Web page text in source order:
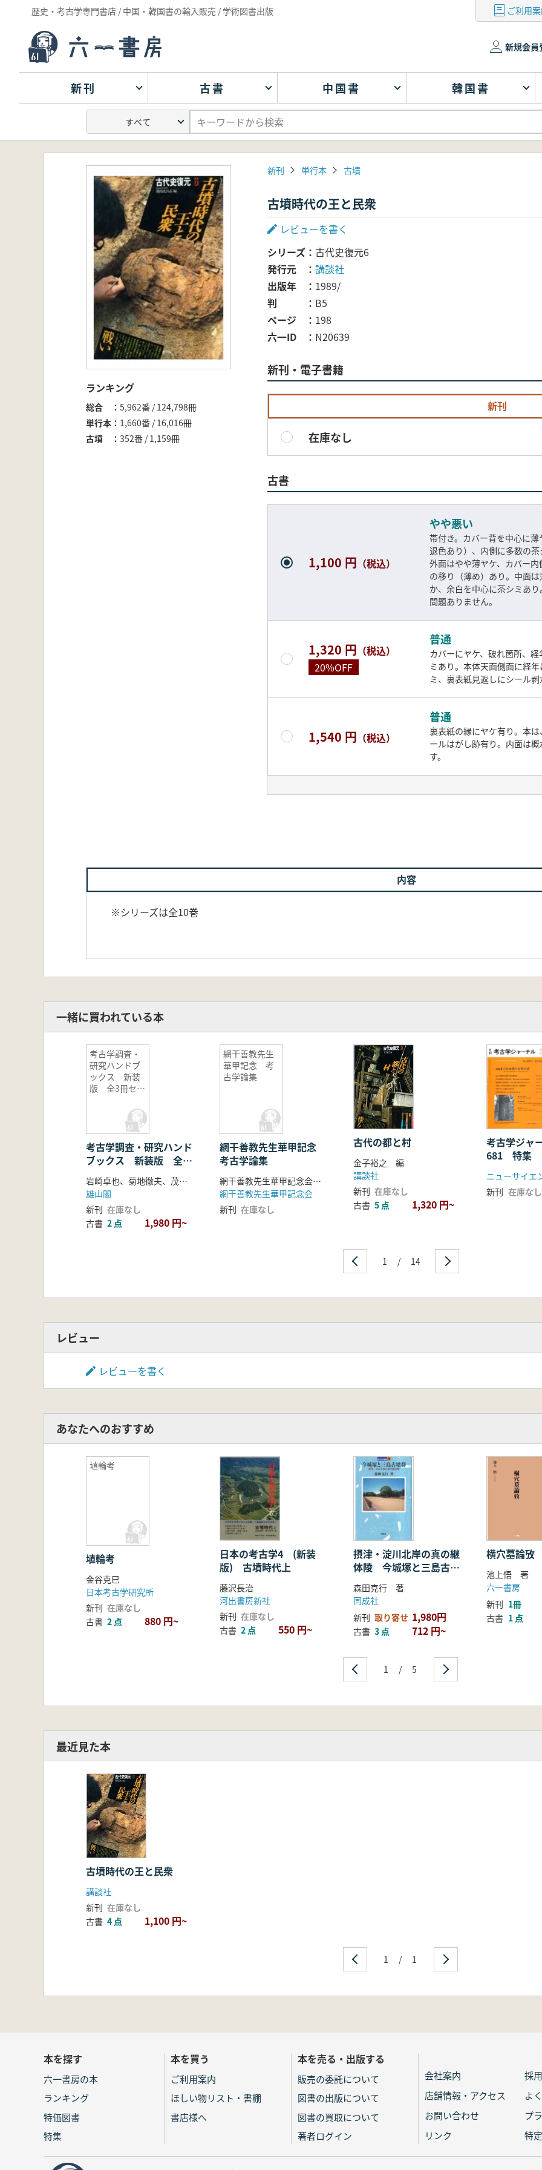
歴史・考古学専門書店 / 中国・韓国書の輸入販売 / 学術図書出版 ご利用
新規会員
新刊 古書 中国書 韓国書
ランキング
総合
5,962番 / 124,798冊
単行本
1,660番 / 16,016冊
古墳
352番 / 1,159冊
新刊 単行本 古墳
古墳時代の王と民衆
レビューを書く
シリーズ
古代史復元6
発行元
講談社
出版年
1989/
判
B5
ページ
198
六一ID
N20639
新刊・電子書籍
新刊
在庫なし
古書
1,100 円 （税込）
やや悪い
帯付き。カバー背を中心に薄
退色あり）、内側に多数の
外面はやや薄ヤケ、カバー内
の移り（薄め）あり。中面
か、余白を中心に茶シミあ
問題ありません。
1,320 円 （税込）
20%OFF
普通
カバーにヤケ、破れ箇所、経
ミあり。本体天面側面に経
ミ、裏表紙見返しにシール剥
1,540 円 （税込）
普通
裏表紙の縁にヤケ有り。本
ールはがし跡有り。内面は概
す。
内容
※シリーズは全10巻
一緒に買われている本
考古学調査・
研究ハンドブ
ックス 新装
版 全3冊セッ
考古学調査・研究ハンド
ブックス 新装版 全3
冊セット
岩崎卓也、菊地徹夫、茂木正博 編
雄山閣
新刊 在庫なし
古書 2 点 1,980 円~
網干善教先生
華甲記念 考
古学論集
網干善教先生華甲記念
考古学論集
網干善教先生華甲記念会 編
網干善教先生華甲記念会
新刊 在庫なし
古代の都と村
金子裕之 編
講談社
新刊 在庫なし
古書 5 点 1,320 円~
考古学ジャ
681 特集
ニューサイエ
新刊 在庫なし
1 / 14
レビュー
レビューを書く
あなたへのおすすめ
埴輪考
埴輪考
金谷克巳
日本考古学研究所
新刊 在庫なし
古書 2 点 880 円~
日本の考古学4 (新装
版) 古墳時代上
藤沢長治
河出書房新社
新刊 在庫なし
古書 2 点 550 円~
摂津・淀川北岸の真の継
体陵 今城塚と三島古墳
群
森田克行 著
同成社
新刊 取り寄せ 1,980円
古書 3 点 712 円~
横穴墓論攷
池上悟 著
六一書房
新刊 1冊
古書 1 点
1 / 5
最近見た本
古墳時代の王と民衆
講談社
新刊 在庫なし
古書 4 点 1,100 円~
1 / 1
本を探す
六一書房の本
ランキング
特価図書
特集
本を買う
ご利用案内
ほしい物リスト・書棚
書店様へ
本を売る・出版する
販売の委託について
図書の出版について
図書の買取について
著者ログイン
会社案内
採
店舗情報・アクセス
よ
お問い合わせ
プ
リンク
特